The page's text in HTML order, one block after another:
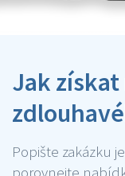
Jak
Popište zakázku
porovnejte